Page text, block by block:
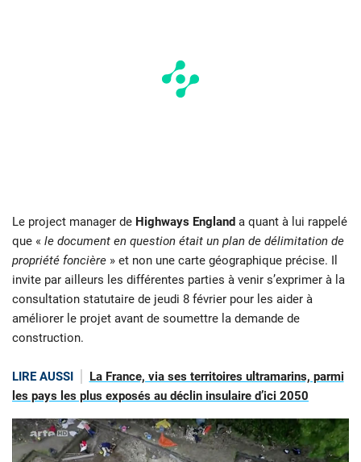
Le project manager de Highways England a quant à lui rappelé
que « le document en question était un plan de délimitation de
propriété foncière » et non une carte géographique précise. Il
invite par ailleurs les différentes parties à venir s’exprimer à la
consultation statutaire de jeudi 8 février pour les aider à
améliorer le projet avant de soumettre la demande de
construction.
LIRE AUSSI
La France, via ses territoires ultramarins, parmi
les pays les plus exposés au déclin insulaire d’ici 2050